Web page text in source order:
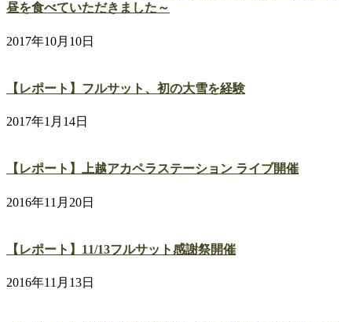
昼を食べていただきました～
2017年10月10日
【レポート】フルサット、初の大雪を経験
2017年1月14日
【レポート】上越アカペラステーション ライブ開催
2016年11月20日
【レポート】11/13フルサット感謝祭開催
2016年11月13日